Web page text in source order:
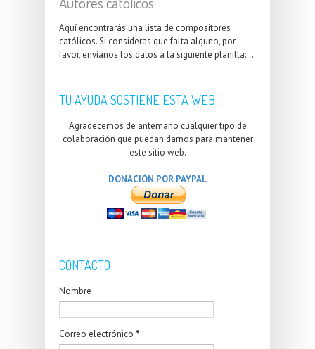
Aquí encontrarás una lista de compositores
católicos. Si consideras que falta alguno, por
favor, envíanos los datos a la siguiente planilla:...
TU AYUDA SOSTIENE ESTA WEB
Agradecemos de antemano cualquier tipo de
colaboración que puedan darnos para mantener
este sitio web.
DONACIÓN POR PAYPAL
CONTACTO
Nombre
Correo electrónico *